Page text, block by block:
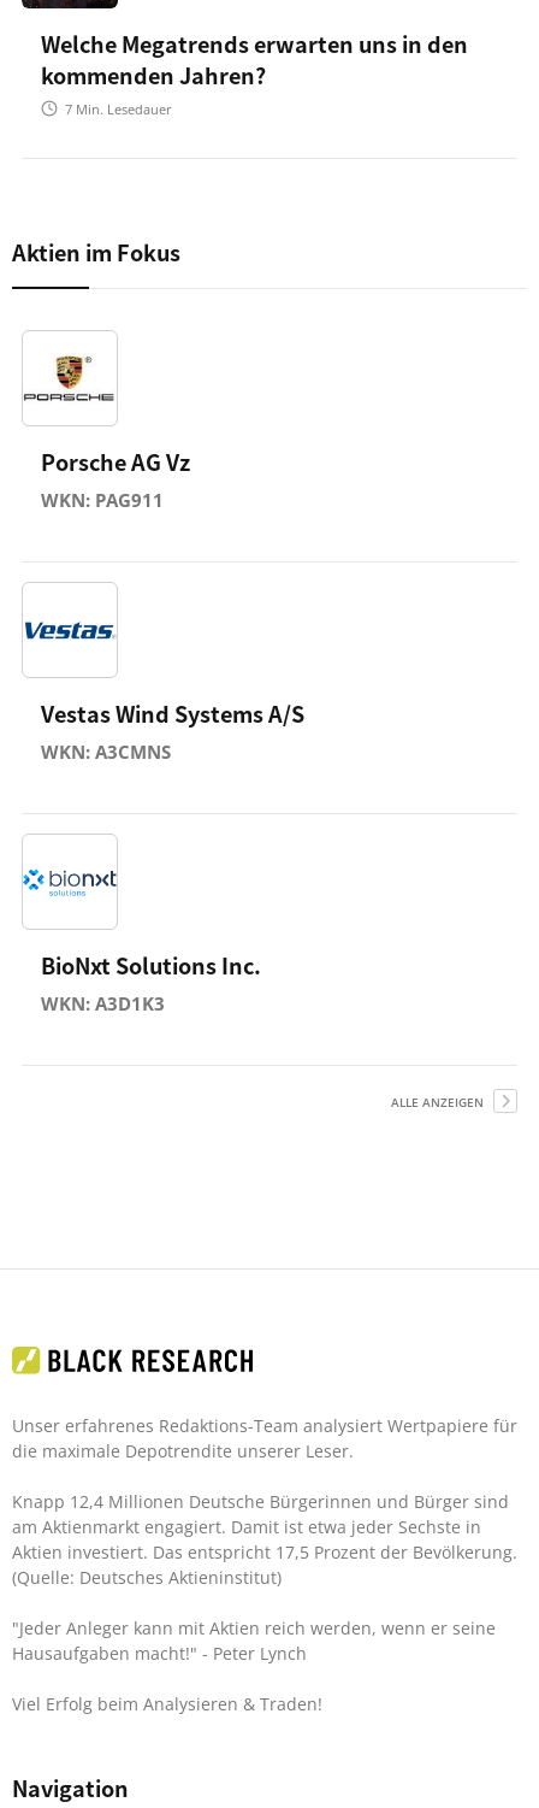
Welche Megatrends erwarten uns in den
kommenden Jahren?
7 Min. Lesedauer
Aktien im Fokus
Porsche AG Vz
WKN: PAG911
Vestas Wind Systems A/S
WKN: A3CMNS
BioNxt Solutions Inc.
WKN: A3D1K3
ALLE ANZEIGEN
Unser erfahrenes Redaktions-Team analysiert Wertpapiere für
die maximale Depotrendite unserer Leser.
Knapp 12,4 Millionen Deutsche Bürgerinnen und Bürger sind
am Aktienmarkt engagiert. Damit ist etwa jeder Sechste in
Aktien investiert. Das entspricht 17,5 Prozent der Bevölkerung.
(Quelle: Deutsches Aktieninstitut)
"Jeder Anleger kann mit Aktien reich werden, wenn er seine
Hausaufgaben macht!" - Peter Lynch
Viel Erfolg beim Analysieren & Traden!
Navigation